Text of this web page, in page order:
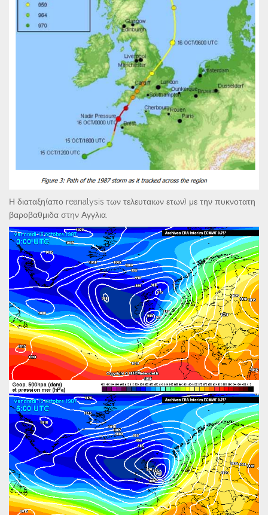
Η διαταξη(απο reanalysis των τελευταιων ετων) με την πυκνοτατη
βαροβαθμιδα στην Αγγλια.